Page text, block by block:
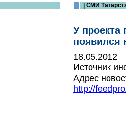
| СМИ
У проекта
появился
18.05.2012
Источник
Адрес
http://